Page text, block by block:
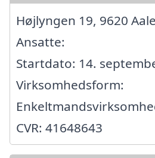
Højlyngen 19, 9620
Ansatte:
Startdato: 14.
Virksomhedsform:
CVR: 41648643